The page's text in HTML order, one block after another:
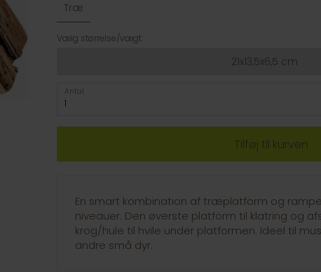
Træ
Vælg størrelse/vægt:
21x13,5x6,5 cm
Antal
En smart kombination af træplatform og
niveauer. Den øverste platform til klatring og
krog/hule til hvile under platformen. Ideel til
andre små dyr.